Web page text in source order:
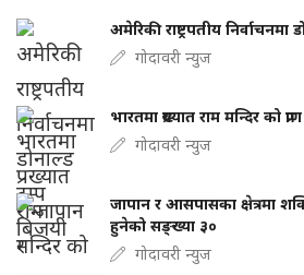
अमेरिकी राष्ट्रपतीय निर्वाचनमा
गोदावरी न्युज
भारतमा प्रख्यात राम मन्दिर को प्राण
गोदावरी न्युज
जापान र आसपासका क्षेत्रमा
हुनेको सङ्ख्या ३०
गोदावरी न्युज